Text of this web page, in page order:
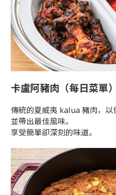
卡盧阿豬肉（每日菜單）
傳統的夏威夷 kalua 豬肉，
並帶出最佳風味。
享受簡單卻深刻的味道。